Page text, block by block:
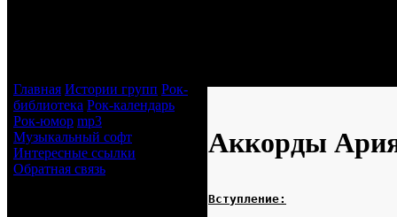
Главная Истории групп Рок-
библиотека Рок-календарь
Рок-юмор mp3
Музыкальный софт
Интересные ссылки
Обратная связь
Аккорды
Вступление: